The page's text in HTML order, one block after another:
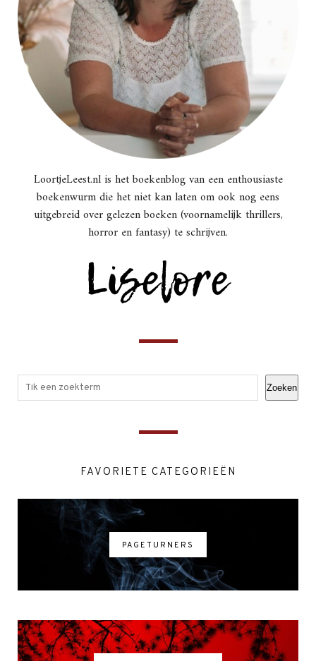
LoortjeLeest.nl is het boekenblog van een enthousiaste
boekenwurm die het niet kan laten om ook nog eens
uitgebreid over gelezen boeken (voornamelijk thrillers,
horror en fantasy) te schrijven.
Zoeken
FAVORIETE CATEGORIEËN
PAGETURNERS